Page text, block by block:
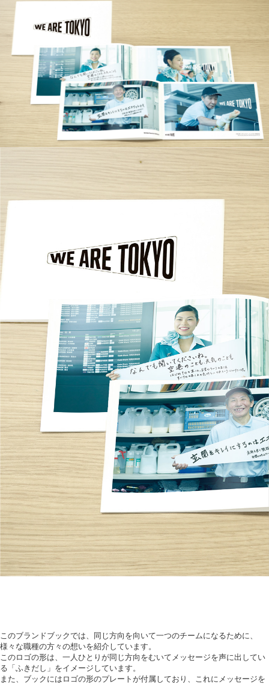
このブランドブックでは、同じ方向を向いて一つのチームになるために、
様々な職種の方々の想いを紹介しています。
このロゴの形は、一人ひとりが同じ方向をむいてメッセージを声に出してい
る「ふきだし」をイメージしています。
また、ブックにはロゴの形のプレートが付属しており、これにメッセージを